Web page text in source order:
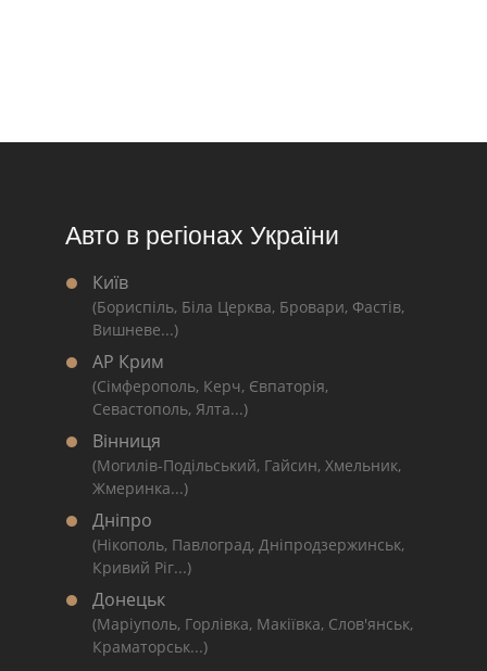
Авто в регіонах України
Київ
(Бориспіль, Біла Церква, Бровари, Фастів,
Вишневе...)
АР Крим
(Сімферополь, Керч, Євпаторія,
Севастополь, Ялта...)
Вінниця
(Могилів-Подільський, Гайсин, Хмельник,
Жмеринка...)
Дніпро
(Нікополь, Павлоград, Дніпродзержинськ,
Кривий Ріг...)
Донецьк
(Маріуполь, Горлівка, Макіївка, Слов'янськ,
Краматорськ...)